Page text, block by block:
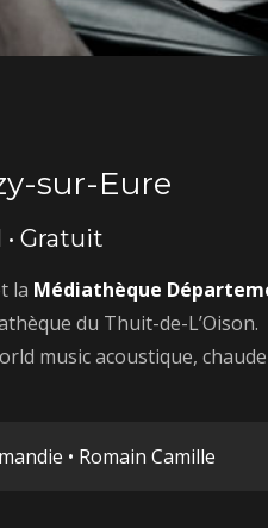
sur-Eure
• Gratuit
la Médiathèque
du Thuit-de-L’Oison.
music acoustique,
• Romain Camille